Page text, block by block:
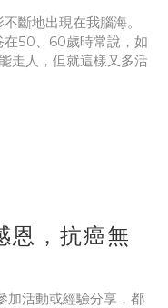
幾個世代。
個大大的擁抱對她說
萬不要冷臉相對特別
斷地出現在我腦海。
在50、60歲時常說，如
走人，但就這樣又多活
楚，直到離開人間，
的原因是跟子女處不
心快樂的又有幾人？
恩，抗癌無
加活動或經驗分享，都